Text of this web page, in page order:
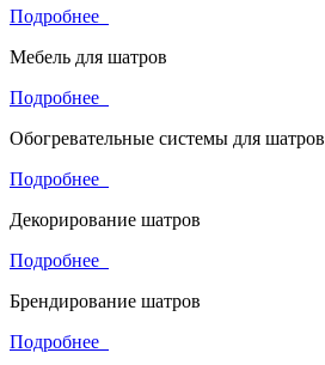
Подробнее
Мебель для шатров
Подробнее
Обогревательные системы для шатров
Подробнее
Декорирование шатров
Подробнее
Брендирование шатров
Подробнее